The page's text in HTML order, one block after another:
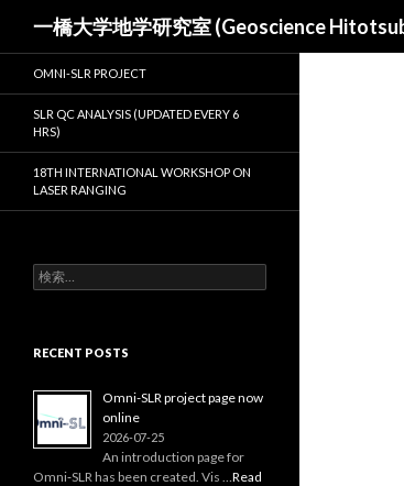
一橋大学地学研究室 (Geoscience
OMNI-SLR PROJECT
SLR QC ANALYSIS (UPDATED EVERY 6
HRS)
18TH INTERNATIONAL WORKSHOP ON
LASER RANGING
検
索:
RECENT POSTS
Omni-SLR project page now
online
2026-07-25
An introduction page for
Omni‑SLR has been created. Vis …Read